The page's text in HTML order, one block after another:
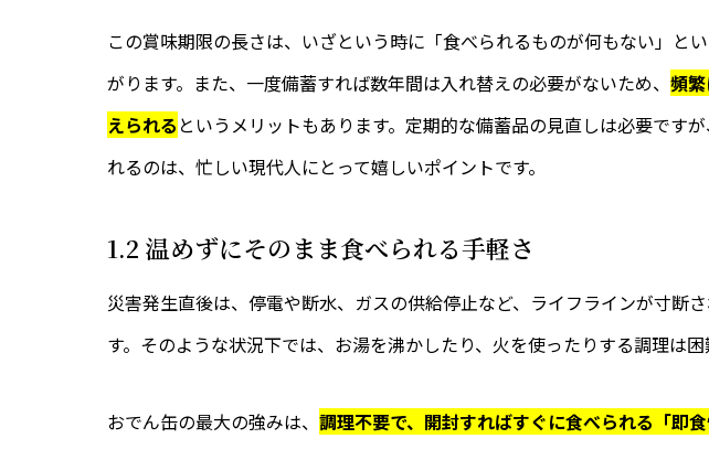
この賞味期限の長さは、いざという時に「食べられるものが何もない」と
がります。また、一度備蓄すれば数年間は入れ替えの必要がないため、 頻
えられる というメリットもあります。定期的な備蓄品の見直しは必要です
れるのは、忙しい現代人にとって嬉しいポイントです。
1.2 温めずにそのまま食べられる手軽さ
災害発生直後は、停電や断水、ガスの供給停止など、ライフラインが寸断
す。そのような状況下では、お湯を沸かしたり、火を使ったりする調理は困
おでん缶の最大の強みは、 調理不要で、開封すればすぐに食べられる「即